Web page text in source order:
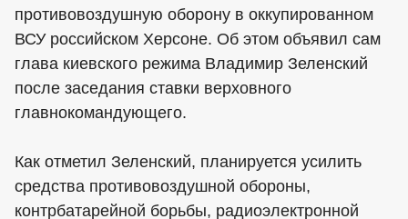
противовоздушную оборону в оккупированном
ВСУ российском Херсоне. Об этом объявил сам
глава киевского режима Владимир Зеленский
после заседания ставки верховного
главнокомандующего.
Как отметил Зеленский, планируется усилить
средства противовоздушной обороны,
контрбатарейной борьбы, радиоэлектронной